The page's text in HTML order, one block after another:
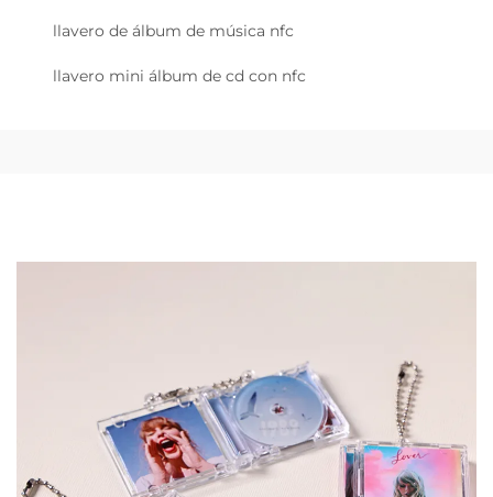
llavero de álbum de música nfc
llavero mini álbum de cd con nfc